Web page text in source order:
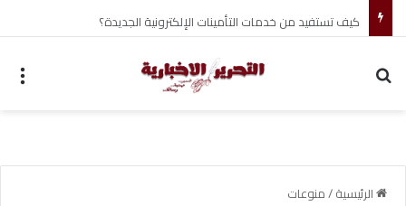
كيف تستفيد من خدمات التأمينات الإلكترونية الجديدة؟
الرئيسية/منوعات